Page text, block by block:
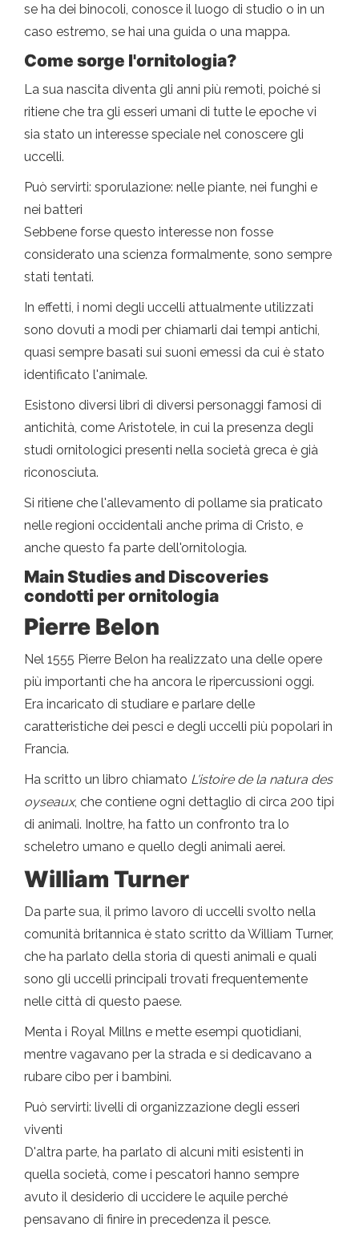
se ha dei binocoli, conosce il luogo di studio o in un
caso estremo, se hai una guida o una mappa.
Come sorge l'ornitologia?
La sua nascita diventa gli anni più remoti, poiché si
ritiene che tra gli esseri umani di tutte le epoche vi
sia stato un interesse speciale nel conoscere gli
uccelli.
Può servirti: sporulazione: nelle piante, nei funghi e
nei batteri
Sebbene forse questo interesse non fosse
considerato una scienza formalmente, sono sempre
stati tentati.
In effetti, i nomi degli uccelli attualmente utilizzati
sono dovuti a modi per chiamarli dai tempi antichi,
quasi sempre basati sui suoni emessi da cui è stato
identificato l'animale.
Esistono diversi libri di diversi personaggi famosi di
antichità, come Aristotele, in cui la presenza degli
studi ornitologici presenti nella società greca è già
riconosciuta.
Si ritiene che l'allevamento di pollame sia praticato
nelle regioni occidentali anche prima di Cristo, e
anche questo fa parte dell'ornitologia.
Main Studies and Discoveries
condotti per ornitologia
Pierre Belon
Nel 1555 Pierre Belon ha realizzato una delle opere
più importanti che ha ancora le ripercussioni oggi.
Era incaricato di studiare e parlare delle
caratteristiche dei pesci e degli uccelli più popolari in
Francia.
Ha scritto un libro chiamato L'istoire de la natura des
oyseaux, che contiene ogni dettaglio di circa 200 tipi
di animali. Inoltre, ha fatto un confronto tra lo
scheletro umano e quello degli animali aerei.
William Turner
Da parte sua, il primo lavoro di uccelli svolto nella
comunità britannica è stato scritto da William Turner,
che ha parlato della storia di questi animali e quali
sono gli uccelli principali trovati frequentemente
nelle città di questo paese.
Menta i Royal Millns e mette esempi quotidiani,
mentre vagavano per la strada e si dedicavano a
rubare cibo per i bambini.
Può servirti: livelli di organizzazione degli esseri
viventi
D'altra parte, ha parlato di alcuni miti esistenti in
quella società, come i pescatori hanno sempre
avuto il desiderio di uccidere le aquile perché
pensavano di finire in precedenza il pesce.